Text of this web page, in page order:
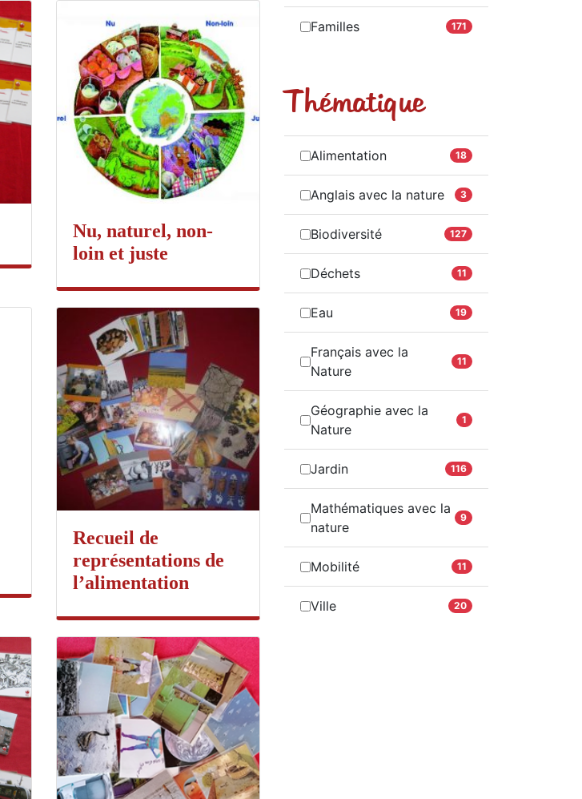
Nu, naturel, non-
loin et juste
Recueil de
représentations de
l’alimentation
Familles 171
Thématique
Alimentation 18
Anglais avec la nature 3
Biodiversité 127
Déchets 11
Eau 19
Français avec la
Nature
11
Géographie avec la
Nature
1
Jardin 116
Mathématiques avec la
nature
9
Mobilité 11
Ville 20